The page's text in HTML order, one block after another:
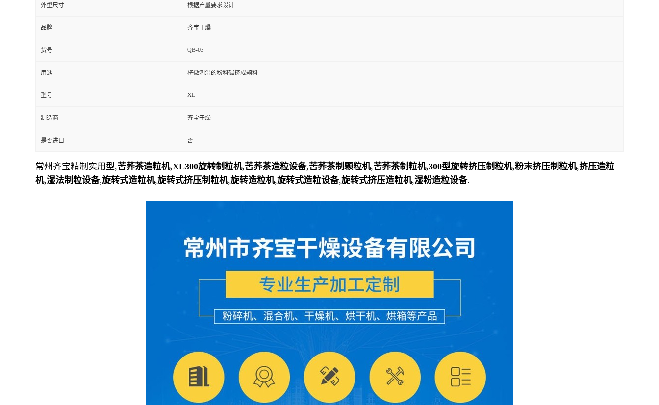
外型尺寸 根据产量要求设计
品牌 齐宝干燥
货号 QB-03
用途 将微潮湿的粉料碾挤成颗料
型号 XL
制造商 齐宝干燥
是否进口 否
常州齐宝精制实用型,苦荞茶造粒机,XL300旋转制粒机,苦荞茶造粒设备,苦荞茶制颗粒机,苦荞茶制粒机,300型旋转挤压制粒机,粉末挤压制粒机,挤压造粒
机,湿法制粒设备,旋转式造粒机,旋转式挤压制粒机,旋转造粒机,旋转式造粒设备,旋转式挤压造粒机,湿粉造粒设备.